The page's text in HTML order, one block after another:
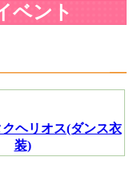
ベント
ヘリオス(ダンス衣
装)